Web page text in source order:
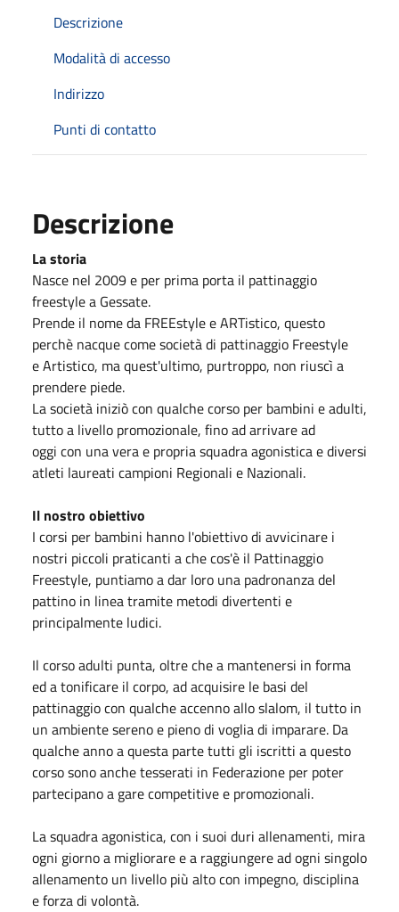
Descrizione
Modalità di accesso
Indirizzo
Punti di contatto
Descrizione
La storia
Nasce nel 2009 e per prima porta il pattinaggio
freestyle a Gessate.
Prende il nome da FREEstyle e ARTistico, questo
perchè nacque come società di pattinaggio Freestyle
e Artistico, ma quest'ultimo, purtroppo, non riuscì a
prendere piede.
La società iniziò con qualche corso per bambini e adulti,
tutto a livello promozionale, fino ad arrivare ad
oggi con una vera e propria squadra agonistica e diversi
atleti laureati campioni Regionali e Nazionali.
Il nostro obiettivo
I corsi per bambini hanno l'obiettivo di avvicinare i
nostri piccoli praticanti a che cos'è il Pattinaggio
Freestyle, puntiamo a dar loro una padronanza del
pattino in linea tramite metodi divertenti e
principalmente ludici.
Il corso adulti punta, oltre che a mantenersi in forma
ed a tonificare il corpo, ad acquisire le basi del
pattinaggio con qualche accenno allo slalom, il tutto in
un ambiente sereno e pieno di voglia di imparare. Da
qualche anno a questa parte tutti gli iscritti a questo
corso sono anche tesserati in Federazione per poter
partecipano a gare competitive e promozionali.
La squadra agonistica, con i suoi duri allenamenti, mira
ogni giorno a migliorare e a raggiungere ad ogni singolo
allenamento un livello più alto con impegno, disciplina
e forza di volontà.